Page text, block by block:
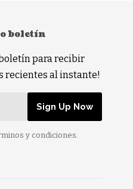
boletín
para recibir
recientes al instante!
y condiciones.